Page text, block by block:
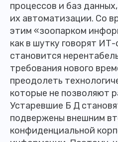
процессов и баз
их автоматизации. Со
этим «зоопарком
как в шутку говорят
становится
требования нового
преодолеть
которые не позволяют
Устаревшие Б Д
подвержены внешним
конфиденциальной